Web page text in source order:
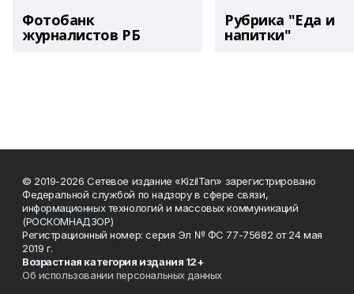
Фотобанк
журналистов РБ
Рубрика "Еда и
напитки"
© 2019-2026 Сетевое издание «KizilTan» зарегистрировано
Федеральной службой по надзору в сфере связи,
информационных технологий и массовых коммуникаций
(РОСКОМНАДЗОР)
Регистрационный номер: серия Эл № ФС 77-75682 от 24 мая
2019 г.
Возрастная категория издания 12+
Об использовании персональных данных